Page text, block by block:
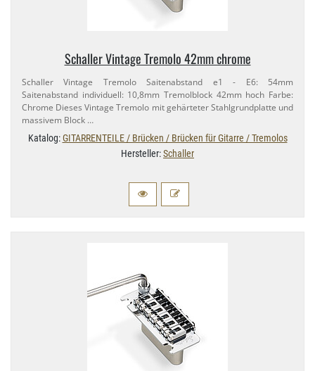
Schaller Vintage Tremolo 42mm chrome
Schaller Vintage Tremolo Saitenabstand e1 - E6: 54mm
Saitenabstand individuell: 10,​8mm Tremolblock 42mm hoch Farbe:
Chrome Dieses Vintage Tremolo mit gehärteter Stahlgrundplatte und
massivem Block …
Katalog:GITARRENTEILE / Brücken / Brücken für Gitarre / Tremolos
Hersteller:Schaller